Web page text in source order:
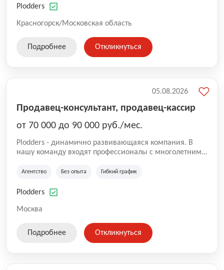
оказываемых услуг.
Plodders
Красногорск/Московская область
Подробнее Откликнуться
Продавец-консультант, продавец-кассир
от 70 000 до 90 000 руб./мес.
Plodders - динамично развивающаяся компания. В
нашу команду входят профессионалы с многолетним
на рынке аутсорсинга, а накопленный опыт позволяют
оказываемых услуг.
Агентство Без опыта Гибкий график
Plodders
Москва
05.08.2026
Подробнее Откликнуться